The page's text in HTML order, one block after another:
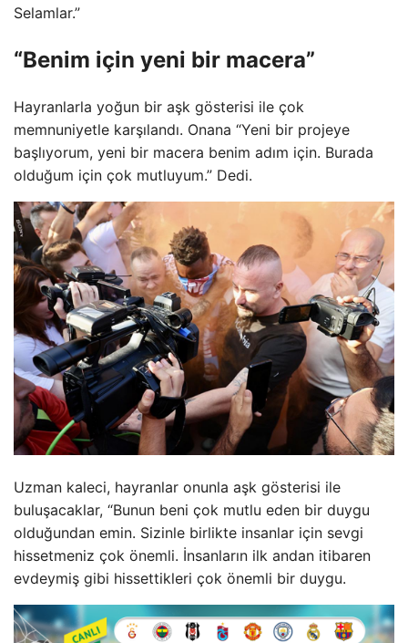
Selamlar.”
“Benim için yeni bir macera”
Hayranlarla yoğun bir aşk gösterisi ile çok
memnuniyetle karşılandı. Onana “Yeni bir projeye
başlıyorum, yeni bir macera benim adım için. Burada
olduğum için çok mutluyum.” Dedi.
Uzman kaleci, hayranlar onunla aşk gösterisi ile
buluşacaklar, “Bunun beni çok mutlu eden bir duygu
olduğundan emin. Sizinle birlikte insanlar için sevgi
hissetmeniz çok önemli. İnsanların ilk andan itibaren
evdeymiş gibi hissettikleri çok önemli bir duygu.